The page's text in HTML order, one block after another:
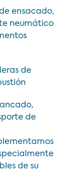
ensacado,
neumático
de
de
de su